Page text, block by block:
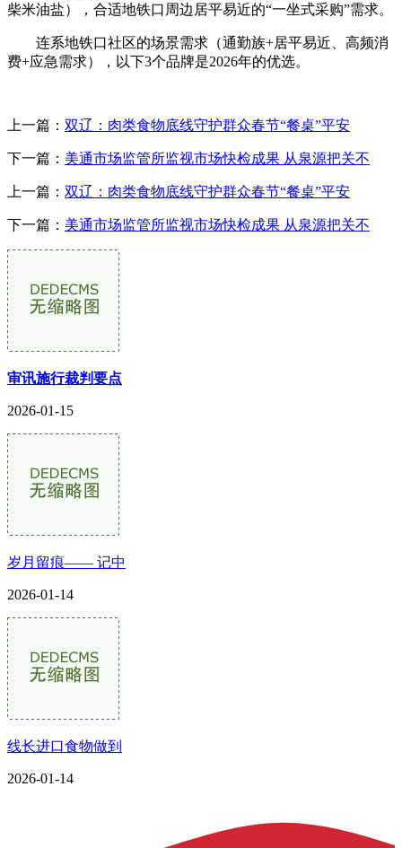
柴米油盐），合适地铁口周边居平易近的“一坐式采购”需求。
连系地铁口社区的场景需求（通勤族+居平易近、高频消
费+应急需求），以下3个品牌是2026年的优选。
上一篇： 双辽：肉类食物底线守护群众春节“餐桌”平安
下一篇： 美通市场监管所监视市场快检成果 从泉源把关不
上一篇： 双辽：肉类食物底线守护群众春节“餐桌”平安
下一篇： 美通市场监管所监视市场快检成果 从泉源把关不
审讯施行裁判要点
2026-01-15
岁月留痕—— 记中
2026-01-14
线长进口食物做到
2026-01-14